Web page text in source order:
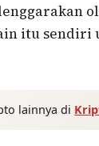
itu sendiri
lainnya di